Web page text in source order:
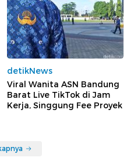
detikNews
Viral Wanita ASN Bandung
Barat Live TikTok di Jam
Kerja, Singgung Fee Proyek